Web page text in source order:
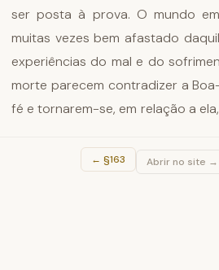
ser posta à prova. O mundo
muitas vezes bem afastado
experiências do mal e do
morte parecem contradizer a
fé e tornarem-se, em relação a
← §163 Abrir no site →